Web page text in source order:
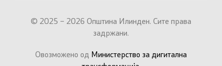
© 2025 – 2026 Општина Илинден. Сите права
задржани.
Овозможено од Министерство за дигитална